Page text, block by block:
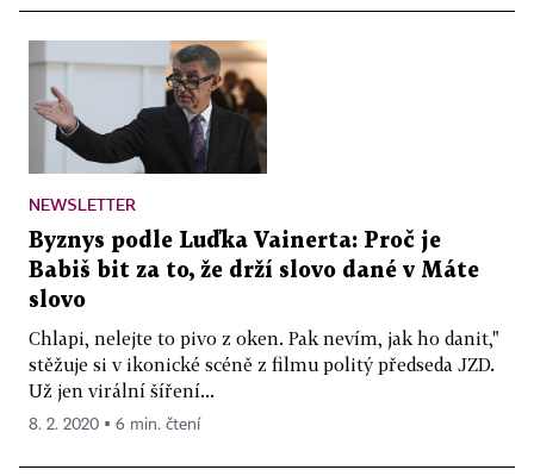
NEWSLETTER
Byznys podle Luďka Vainerta: Proč je
Babiš bit za to, že drží slovo dané v Máte
slovo
Chlapi, nelejte to pivo z oken. Pak nevím, jak ho danit,"
stěžuje si v ikonické scéně z filmu politý předseda JZD.
Už jen virální šíření...
8. 2. 2020 ▪ 6 min. čtení